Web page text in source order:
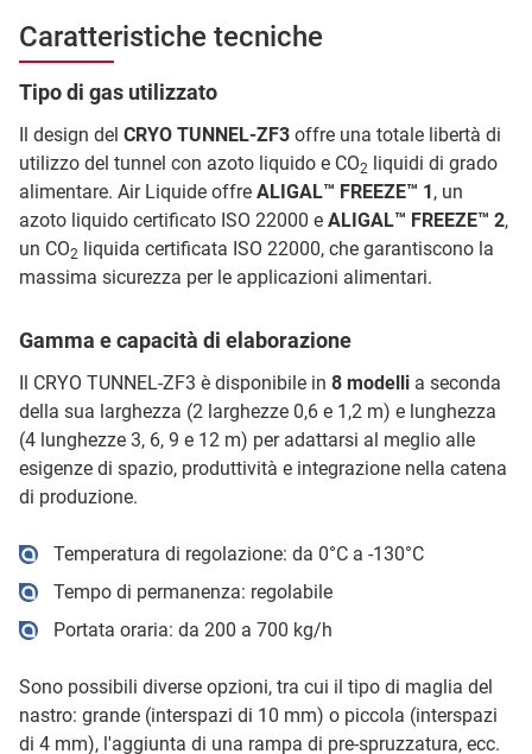
Caratteristiche tecniche
Tipo di gas utilizzato
Il design del CRYO TUNNEL-ZF3 offre una totale libertà di
utilizzo del tunnel con azoto liquido e CO2 liquidi di grado
alimentare. Air Liquide offre ALIGAL™ FREEZE™ 1, un
azoto liquido certificato ISO 22000 e ALIGAL™ FREEZE™ 2,
un CO2 liquida certificata ISO 22000, che garantiscono la
massima sicurezza per le applicazioni alimentari.
Gamma e capacità di elaborazione
Il CRYO TUNNEL-ZF3 è disponibile in 8 modelli a seconda
della sua larghezza (2 larghezze 0,6 e 1,2 m) e lunghezza
(4 lunghezze 3, 6, 9 e 12 m) per adattarsi al meglio alle
esigenze di spazio, produttività e integrazione nella catena
di produzione.
Temperatura di regolazione: da 0°C a -130°C
Tempo di permanenza: regolabile
Portata oraria: da 200 a 700 kg/h
Sono possibili diverse opzioni, tra cui il tipo di maglia del
nastro: grande (interspazi di 10 mm) o piccola (interspazi
di 4 mm), l'aggiunta di una rampa di pre-spruzzatura, ecc.